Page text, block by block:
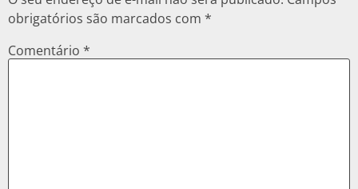
obrigatórios são marcados com *
Comentário *